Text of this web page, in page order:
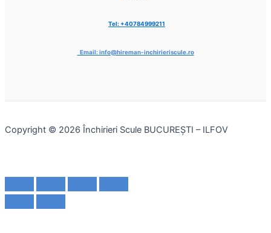
Tel: +40784999211
Email: info@hireman-inchirieriscule.ro
Copyright © 2026 Închirieri Scule BUCUREŞTI – ILFOV